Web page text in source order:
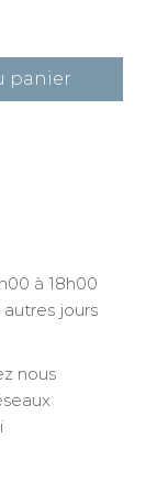
panier
à 18h00
autres jours
nous